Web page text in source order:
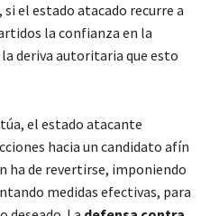
, si el estado atacado recurre a
la confianza en la
deriva autoritaria que esto
el estado atacante
hacia un candidato afín
ha de revertirse, imponiendo
medidas efectivas, para